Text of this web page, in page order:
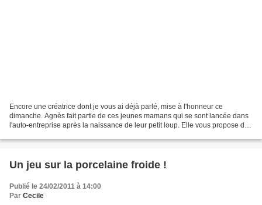
Encore une créatrice dont je vous ai déjà parlé, mise à l'honneur ce
dimanche. Agnès fait partie de ces jeunes mamans qui se sont lancée dans
l'auto-entreprise après la naissance de leur petit loup. Elle vous propose de
Un jeu sur la porcelaine froide !
Publié le 24/02/2011 à 14:00
Par Cecile